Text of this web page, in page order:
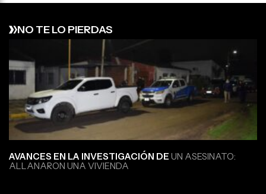
NO TE LO PIERDAS
AVANCES EN LA INVESTIGACIÓN DE UN ASESINATO:
ALLANARON UNA VIVIENDA